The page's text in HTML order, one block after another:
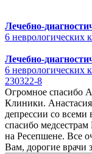
Лечебно-
6 неврологических
Лечебно-
6 неврологических
230322-8
Огромное спасибо
Клиники. Анастасия
депрессии со
спасибо
на Ресепшене. Все
Вам, дорогие врачи